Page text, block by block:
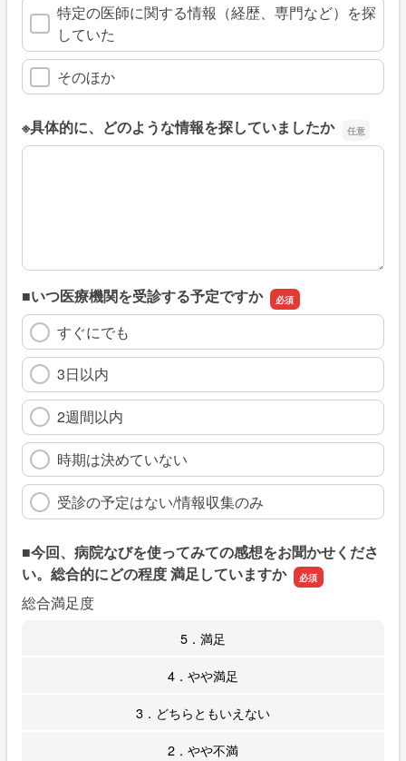
特定の医師に関する情報（経歴、専門など）を探
していた
そのほか
※具体的に、どのような情報を探していましたか
※具体的に、どのような情報を探していましたか
■いつ医療機関を受診する予定ですか
すぐにでも
3日以内
2週間以内
時期は決めていない
受診の予定はない/情報収集のみ
■今回、病院なびを使ってみての感想をお聞かせくださ
い。総合的にどの程度 満足していますか
総合満足度
5．満足
4．やや満足
3．どちらともいえない
2．やや不満